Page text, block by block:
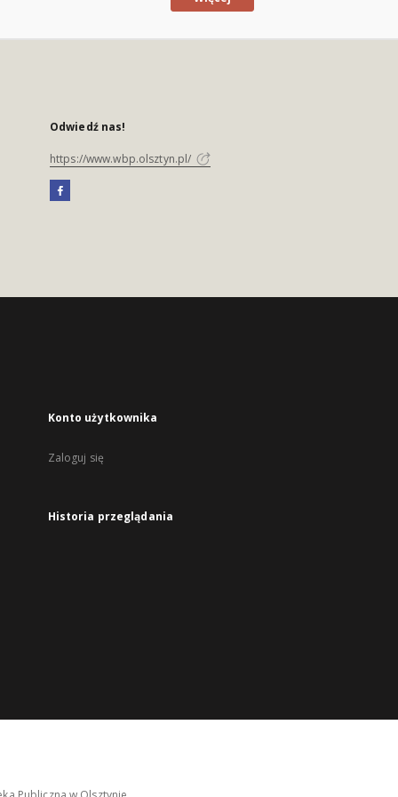
Odwiedź nas!
https://www.wbp.olsztyn.pl/
Konto użytkownika
Zaloguj się
Historia przeglądania